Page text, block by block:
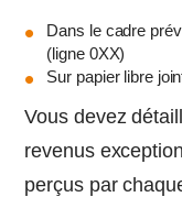
Dans le cadre
(ligne 0XX)
Sur papier libre
Vous devez
revenus
perçus par